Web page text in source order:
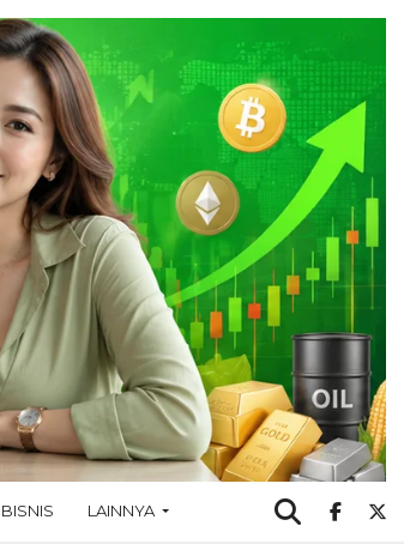
BISNIS LAINNYA